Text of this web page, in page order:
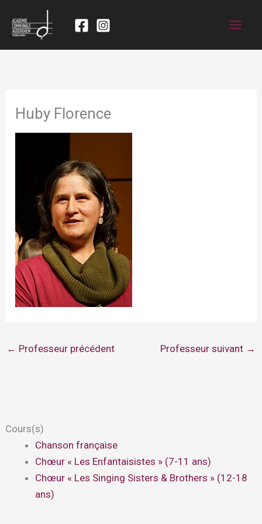
Huby Florence
← Professeur précédent Professeur suivant →
Cours(s)
Chanson française
Chœur « Les Enfantaisistes » (7-11 ans)
Chœur « Les Singing Sisters & Brothers » (12-18
ans)